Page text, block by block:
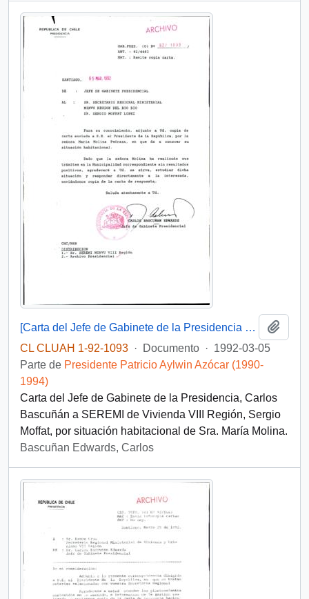
[Carta del Jefe de Gabinete de la Presidencia a SEREMI de Vivienda VIII Región]
CL CLUAH 1-92-1093 · Documento · 1992-03-05
Parte de Presidente Patricio Aylwin Azócar (1990-
1994)
Carta del Jefe de Gabinete de la Presidencia, Carlos
Bascuñán a SEREMI de Vivienda VIII Región, Sergio
Moffat, por situación habitacional de Sra. María Molina.
Bascuñan Edwards, Carlos